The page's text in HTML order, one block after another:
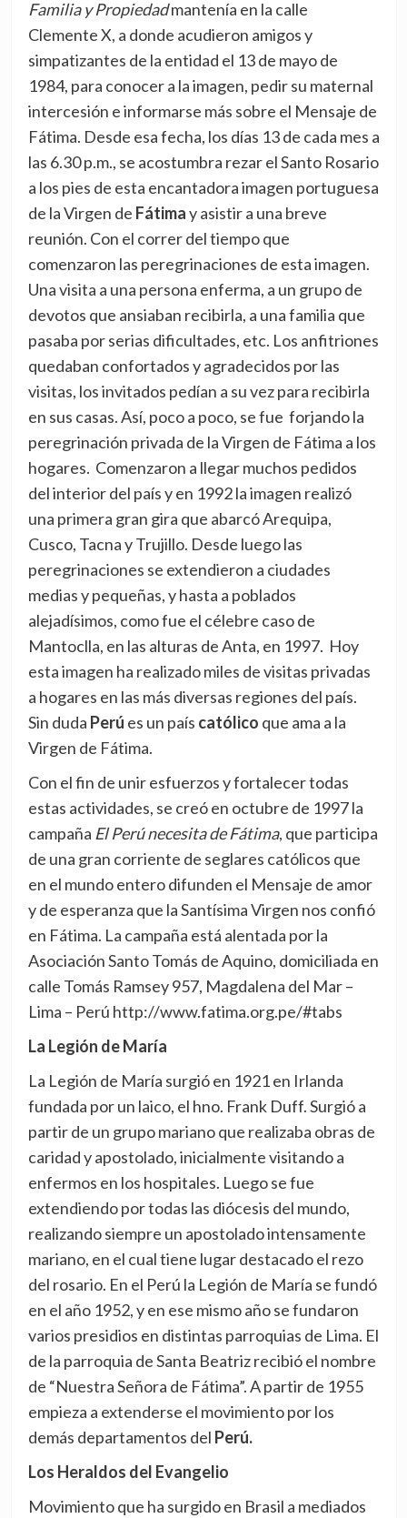
Familia y Propiedadmantenía en la calle
Clemente X, a donde acudieron amigos y
simpatizantes de la entidad el 13 de mayo de
1984, para conocer a la imagen, pedir su maternal
intercesión e informarse más sobre el Mensaje de
Fátima. Desde esa fecha, los días 13 de cada mes a
las 6.30 p.m., se acostumbra rezar el Santo Rosario
a los pies de esta encantadora imagen portuguesa
de la Virgen de Fátimay asistir a una breve
reunión. Con el correr del tiempo que
comenzaron las peregrinaciones de esta imagen.
Una visita a una persona enferma, a un grupo de
devotos que ansiaban recibirla, a una familia que
pasaba por serias dificultades, etc. Los anfitriones
quedaban confortados y agradecidos por las
visitas, los invitados pedían a su vez para recibirla
en sus casas. Así, poco a poco, se fue forjando la
peregrinación privada de la Virgen de Fátima a los
hogares. Comenzaron a llegar muchos pedidos
del interior del país y en 1992 la imagen realizó
una primera gran gira que abarcó Arequipa,
Cusco, Tacna y Trujillo. Desde luego las
peregrinaciones se extendieron a ciudades
medias y pequeñas, y hasta a poblados
alejadísimos, como fue el célebre caso de
Mantoclla, en las alturas de Anta, en 1997. Hoy
esta imagen ha realizado miles de visitas privadas
a hogares en las más diversas regiones del país.
Sin duda Perú es un país católico que ama a la
Virgen de Fátima.
Con el fin de unir esfuerzos y fortalecer todas
estas actividades, se creó en octubre de 1997 la
campaña El Perú necesita de Fátima, que participa
de una gran corriente de seglares católicos que
en el mundo entero difunden el Mensaje de amor
y de esperanza que la Santísima Virgen nos confió
en Fátima. La campaña está alentada por la
Asociación Santo Tomás de Aquino, domiciliada en
calle Tomás Ramsey 957, Magdalena del Mar –
Lima – Perú http://www.fatima.org.pe/#tabs
La Legión de María
La Legión de María surgió en 1921 en Irlanda
fundada por un laico, el hno. Frank Duff. Surgió a
partir de un grupo mariano que realizaba obras de
caridad y apostolado, inicialmente visitando a
enfermos en los hospitales. Luego se fue
extendiendo por todas las diócesis del mundo,
realizando siempre un apostolado intensamente
mariano, en el cual tiene lugar destacado el rezo
del rosario. En el Perú la Legión de María se fundó
en el año 1952, y en ese mismo año se fundaron
varios presidios en distintas parroquias de Lima. El
de la parroquia de Santa Beatriz recibió el nombre
de “Nuestra Señora de Fátima”. A partir de 1955
empieza a extenderse el movimiento por los
demás departamentos del Perú.
Los Heraldos del Evangelio
Movimiento que ha surgido en Brasil a mediados